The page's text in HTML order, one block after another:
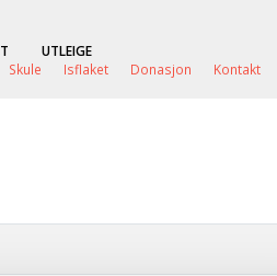
UTLEIGE
Skule
Isflaket Donasjon Kontakt